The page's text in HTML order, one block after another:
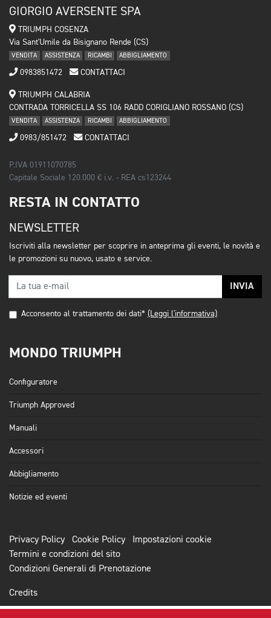
GIORGIO AVERSENTE SPA
TRIUMPH COSENZA
Via Sant'Umile da Bisignano Rende (CS)
VENDITA ASSISTENZA RICAMBI ABBIGLIAMENTO
0983851472 CONTATTACI
TRIUMPH CALABRIA
CONTRADA TORRICELLA SS 106 RADD CORIGLIANO ROSSANO (CS)
VENDITA ASSISTENZA RICAMBI ABBIGLIAMENTO
0983/851472 CONTATTACI
P.IVA 01911070785
Capitale Sociale 120.000 € i.v. - REA cs123244
RESTA IN CONTATTO
NEWSLETTER
Iscriviti alla newsletter per scoprire in anteprima gli eventi, le novità e
le promozioni su nuovo, usato e service.
INVIA
Acconsento al trattamento dei dati* (Leggi l'informativa)
MONDO TRIUMPH
Configuratore
Triumph Approved
Manuali
Accessori
Abbigliamento
Notizie ed eventi
Privacy Policy Cookie Policy
Impostazioni cookie
Termini e condizioni del sito
Condizioni Generali di Prenotazione
Credits